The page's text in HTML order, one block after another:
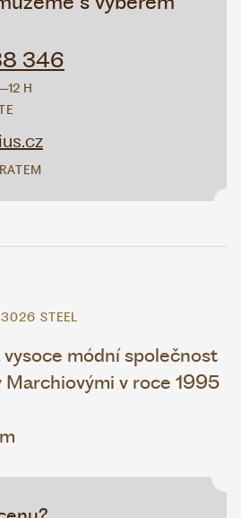
346
H
STEEL
vysoce módní společnost
Marchiovými v roce 1995